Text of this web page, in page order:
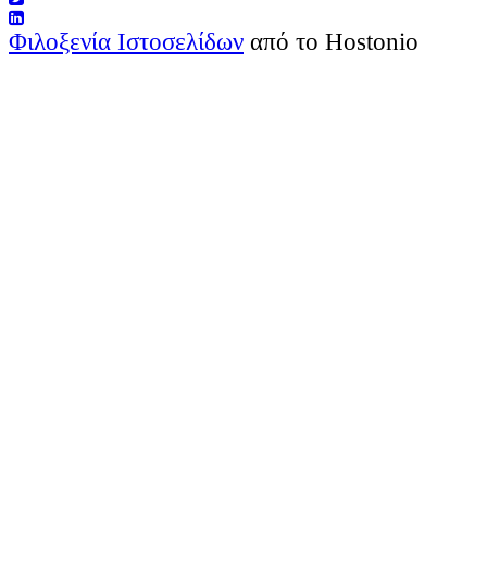
Φιλοξενία Ιστοσελίδων από το Hostonio